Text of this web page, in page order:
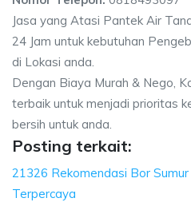
Jasa yang Atasi Pantek Air
24 Jam untuk kebutuhan
di Lokasi anda.
Dengan Biaya Murah & Nego,
terbaik untuk menjadi prioritas
bersih untuk anda.
Posting terkait:
21326 Rekomendasi Bor
Terpercaya